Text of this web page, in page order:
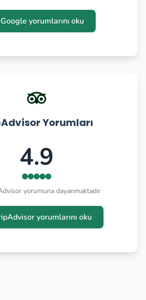
Google yorumlarını oku
Yorumları
4.9
yorumuna dayanmaktadır
yorumlarını oku